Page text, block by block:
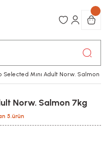
Selected Mını Adult Norw. Salmon
Norw. Salmon 7kg
5.ürün